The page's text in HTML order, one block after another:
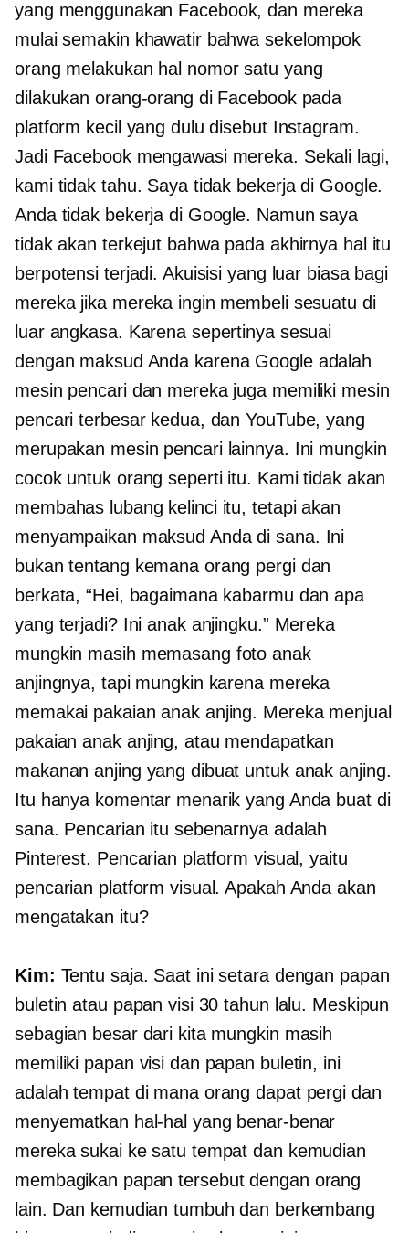
yang menggunakan Facebook, dan mereka
mulai semakin khawatir bahwa sekelompok
orang melakukan hal nomor satu yang
dilakukan orang-orang di Facebook pada
platform kecil yang dulu disebut Instagram.
Jadi Facebook mengawasi mereka. Sekali lagi,
kami tidak tahu. Saya tidak bekerja di Google.
Anda tidak bekerja di Google. Namun saya
tidak akan terkejut bahwa pada akhirnya hal itu
berpotensi terjadi. Akuisisi yang luar biasa bagi
mereka jika mereka ingin membeli sesuatu di
luar angkasa. Karena sepertinya sesuai
dengan maksud Anda karena Google adalah
mesin pencari dan mereka juga memiliki mesin
pencari terbesar kedua, dan YouTube, yang
merupakan mesin pencari lainnya. Ini mungkin
cocok untuk orang seperti itu. Kami tidak akan
membahas lubang kelinci itu, tetapi akan
menyampaikan maksud Anda di sana. Ini
bukan tentang kemana orang pergi dan
berkata, “Hei, bagaimana kabarmu dan apa
yang terjadi? Ini anak anjingku.” Mereka
mungkin masih memasang foto anak
anjingnya, tapi mungkin karena mereka
memakai pakaian anak anjing. Mereka menjual
pakaian anak anjing, atau mendapatkan
makanan anjing yang dibuat untuk anak anjing.
Itu hanya komentar menarik yang Anda buat di
sana. Pencarian itu sebenarnya adalah
Pinterest. Pencarian platform visual, yaitu
pencarian platform visual. Apakah Anda akan
mengatakan itu?
Kim: Tentu saja. Saat ini setara dengan papan
buletin atau papan visi 30 tahun lalu. Meskipun
sebagian besar dari kita mungkin masih
memiliki papan visi dan papan buletin, ini
adalah tempat di mana orang dapat pergi dan
menyematkan hal-hal yang benar-benar
mereka sukai ke satu tempat dan kemudian
membagikan papan tersebut dengan orang
lain. Dan kemudian tumbuh dan berkembang